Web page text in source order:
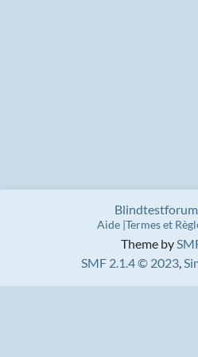
Theme by
SMF 2.1.4 © 2023,
Aide Termes et